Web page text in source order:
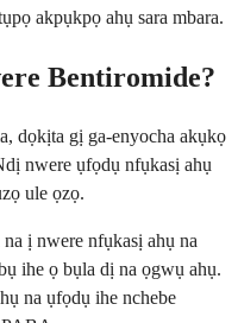
akpụkpọ ahụ sara mbara.
Bentiromide?
dọkịta gị ga-enyocha akụkọ
nwere ụfọdụ nfụkasị ahụ
ule ọzọ.
ị nwere nfụkasị ahụ na
ihe ọ bụla dị na ọgwụ ahụ.
na ụfọdụ ihe nchebe